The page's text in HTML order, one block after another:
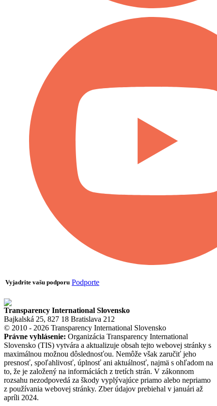
Vyjadrite vašu podporu Podporte
Transparency International Slovensko
Bajkalská 25, 827 18 Bratislava 212
© 2010 - 2026 Transparency International Slovensko
Právne vyhlásenie: Organizácia Transparency International
Slovensko (TIS) vytvára a aktualizuje obsah tejto webovej stránky s
maximálnou možnou dôslednosťou. Nemôže však zaručiť jeho
presnosť, spoľahlivosť, úplnosť ani aktuálnosť, najmä s ohľadom na
to, že je založený na informáciách z tretích strán. V zákonnom
rozsahu nezodpovedá za škody vyplývajúce priamo alebo nepriamo
z používania webovej stránky. Zber údajov prebiehal v januári až
apríli 2024.